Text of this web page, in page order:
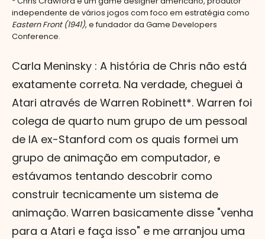
independente de vários jogos com foco em estratégia como
Eastern Front (1941), e fundador da Game Developers
Conference.
Carla Meninsky : A história de Chris não está
exatamente correta. Na verdade, cheguei à
Atari através de Warren Robinett*. Warren foi
colega de quarto num grupo de um pessoal
de IA ex-Stanford com os quais formei um
grupo de animação em computador, e
estávamos tentando descobrir como
construir tecnicamente um sistema de
animação. Warren basicamente disse "venha
para a Atari e faça isso" e me arranjou uma